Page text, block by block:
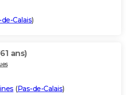
Calais)
ans)
(Pas-de-Calais)